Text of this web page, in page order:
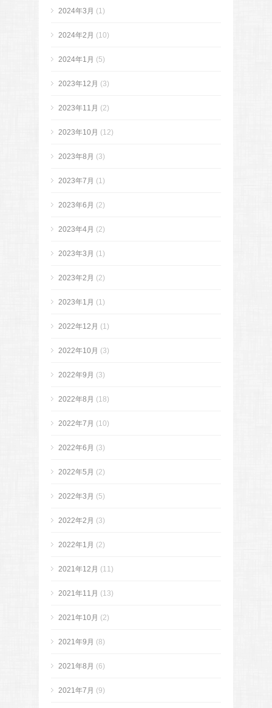
2024年3月 (1)
2024年2月 (10)
2024年1月 (5)
2023年12月 (3)
2023年11月 (2)
2023年10月 (12)
2023年8月 (3)
2023年7月 (1)
2023年6月 (2)
2023年4月 (2)
2023年3月 (1)
2023年2月 (2)
2023年1月 (1)
2022年12月 (1)
2022年10月 (3)
2022年9月 (3)
2022年8月 (18)
2022年7月 (10)
2022年6月 (3)
2022年5月 (2)
2022年3月 (5)
2022年2月 (3)
2022年1月 (2)
2021年12月 (11)
2021年11月 (13)
2021年10月 (2)
2021年9月 (8)
2021年8月 (6)
2021年7月 (9)